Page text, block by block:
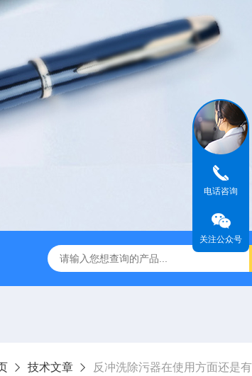
动管道过滤器 电子水处理器
技术文章 反冲洗除污器在使用方面还是
电话咨询
关注公众号